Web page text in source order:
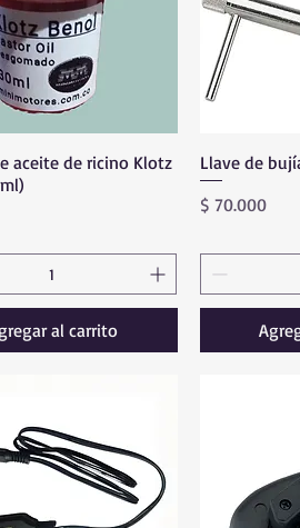
Vista rápida
aceite de ricino Klotz
al carrito
Llave de
Precio
$ 70.000